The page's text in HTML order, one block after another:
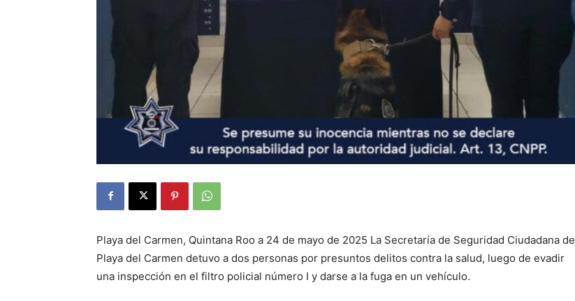
Playa del Carmen, Quintana Roo a 24 de mayo de 2025 La Secretaría de Seguridad Ciudadana de
Playa del Carmen detuvo a dos personas por presuntos delitos contra la salud, luego de evadir
una inspección en el filtro policial número I y darse a la fuga en un vehículo.